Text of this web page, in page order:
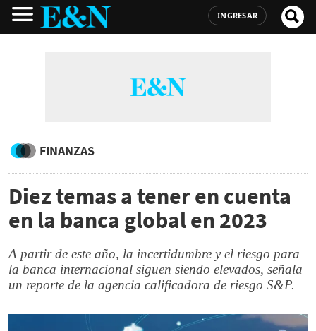
INGRESAR
FINANZAS
Diez temas a tener en cuenta
en la banca global en 2023
A partir de este año, la incertidumbre y el riesgo para
la banca internacional siguen siendo elevados, señala
un reporte de la agencia calificadora de riesgo S&P.